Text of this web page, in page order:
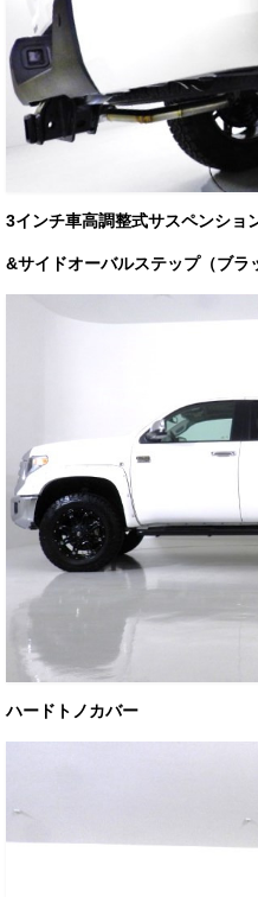
3インチ車高調整式サスペンショ
&サイドオーバルステップ（ブラ
ハードトノカバー